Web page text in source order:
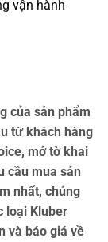
vận hành
của sản phẩm
từ khách hàng
mở tờ khai
cầu mua sản
nhất, chúng
loại Kluber
và báo giá về